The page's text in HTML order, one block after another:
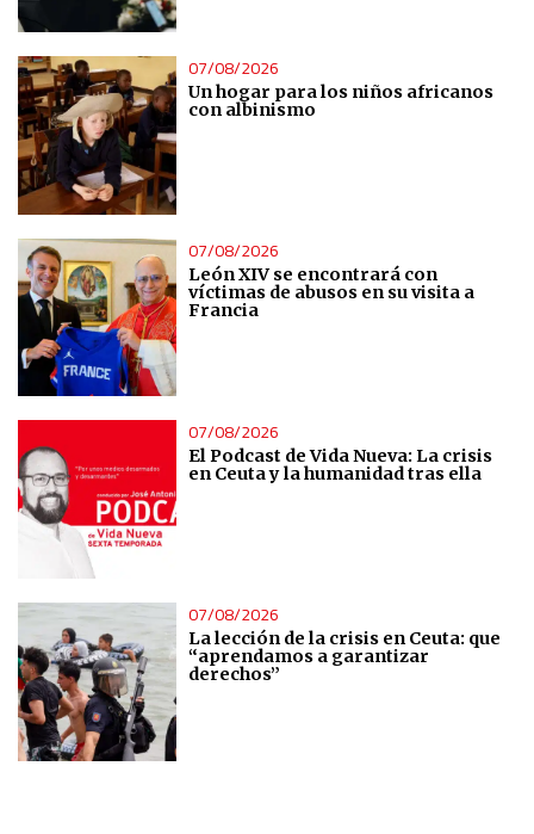
07/08/2026
Un hogar para los niños africanos
con albinismo
07/08/2026
León XIV se encontrará con
víctimas de abusos en su visita a
Francia
07/08/2026
El Podcast de Vida Nueva: La crisis
en Ceuta y la humanidad tras ella
07/08/2026
La lección de la crisis en Ceuta: que
“aprendamos a garantizar
derechos”